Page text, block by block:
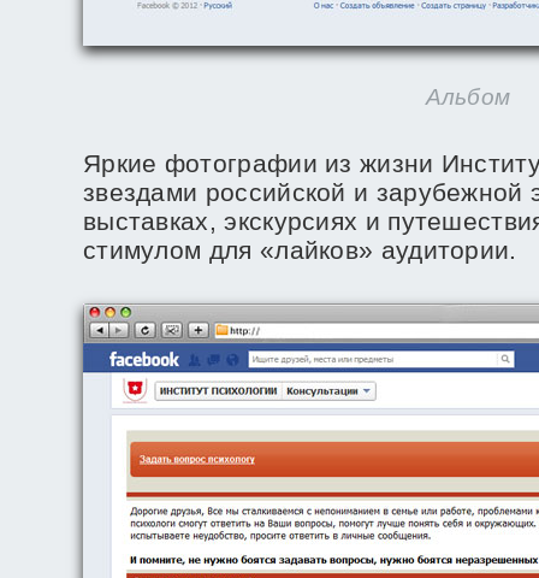
Альбом
Яркие фотографии из жизни
звездами российской и зарубежной
выставках, экскурсиях и
стимулом для «лайков» аудитории.